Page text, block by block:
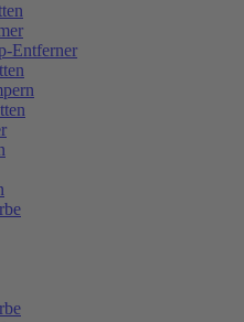
Entferner